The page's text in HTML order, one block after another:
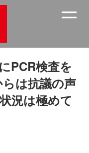
PCR検査を
は抗議の声
況は極めて